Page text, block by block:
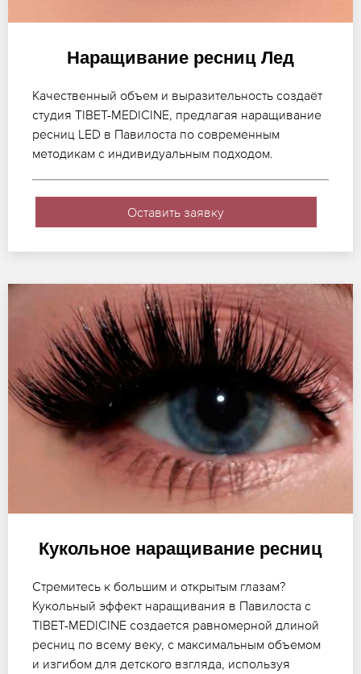
Наращивание ресниц Лед
Качественный объем и выразительность создаёт
студия TIBET-MEDICINE, предлагая наращивание
ресниц LED в Павилоста по современным
методикам с индивидуальным подходом.
Оставить заявку
Кукольное наращивание ресниц
Стремитесь к большим и открытым глазам?
Кукольный эффект наращивания в Павилоста с
TIBET-MEDICINE создается равномерной длиной
ресниц по всему веку, с максимальным объемом
и изгибом для детского взгляда, используя